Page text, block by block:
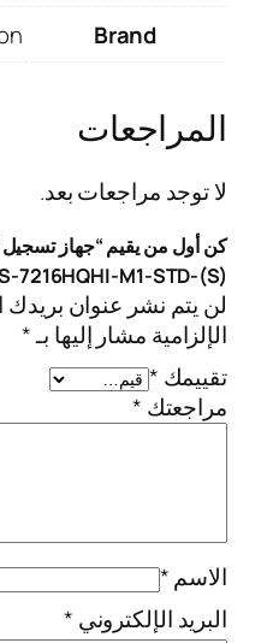
Brand
المراجعات
لا توجد مراجعات بعد.
كن أول من يقيم “جهاز
7216HQHI-M1-STD-(S)”
لن يتم نشر عنوان بريدك
الإلزامية مشار إليها بـ*
تقييمك *
مراجعتك *
الاسم*
البريد الإلكتروني *